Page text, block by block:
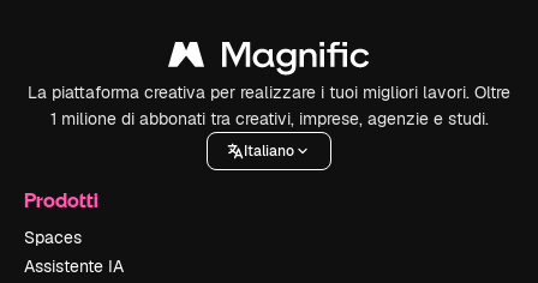
La piattaforma creativa per realizzare i tuoi migliori lavori. Oltre
1 milione di abbonati tra creativi, imprese, agenzie e studi.
Italiano
Prodotti
Spaces
Assistente IA